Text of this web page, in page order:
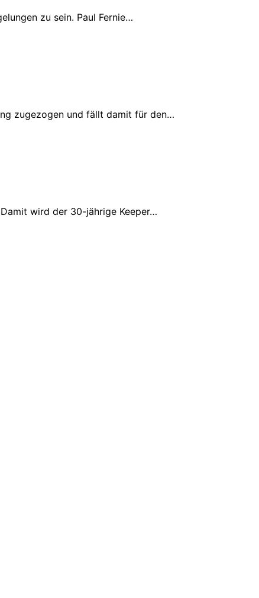
zu sein. Paul Fernie…
zugezogen und fällt damit für den…
wird der 30-jährige Keeper…